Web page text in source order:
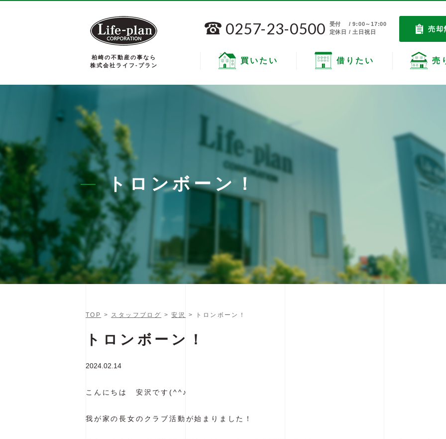
柏崎の不動産の事なら
株式会社ライフ-プラン
0257-23-0500 受付
/ 9:00～17:00
定休日 / 土日祝日
売却
買いたい 借りたい 売
トロンボーン！
TOP > スタッフブログ >安沢 > トロンボーン！
トロンボーン！
2024.02.14
こんにちは 安沢です(^^♪
我が家の長女のクラブ活動が始まりました！